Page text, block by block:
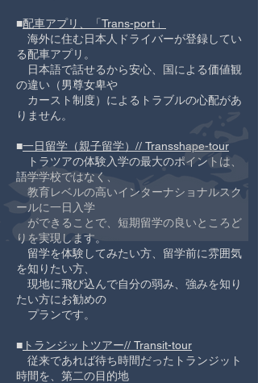
■配車アプリ、「Trans-port」
海外に住む日本人ドライバーが登録してい
る配車アプリ。
​ 日本語で話せるから安心、国による価値観
の違い（男尊女卑や
​ カースト制度）によるトラブルの心配があ
りません。
■一日留学（親子留学）// Transshape-tour
トラツアの体験入学の最大のポイントは、
語学学校ではなく、
教育レベルの高いインターナショナルスク
ールに一日入学
ができることで、短期留学の良いところど
りを実現します。
留学を体験してみたい方、留学前に雰囲気
を知りたい方、
現地に飛び込んで自分の弱み、強みを知り
たい方にお勧めの
プランです。
■ トランジットツアー// Transit-tour
従来であれば待ち時間だったトランジット
時間を、第二の目的地